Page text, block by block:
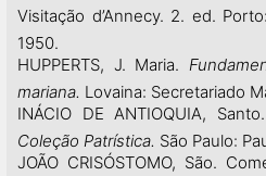
Visitação d’Annecy. 2. ed.
1950.
HUPPERTS, J. Maria.
mariana. Lovaina: Secretariado
INÁCIO DE ANTIOQUIA,
Coleção Patrística. São Paulo:
JOÃO CRISÓSTOMO, São.